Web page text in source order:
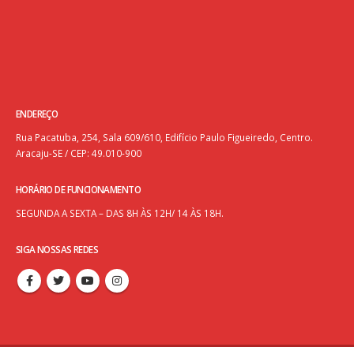
ENDEREÇO
Rua Pacatuba, 254, Sala 609/610, Edifício Paulo Figueiredo, Centro.
Aracaju-SE / CEP: 49.010-900
HORÁRIO DE FUNCIONAMENTO
SEGUNDA A SEXTA – DAS 8H ÀS 12H/ 14 ÀS 18H.
SIGA NOSSAS REDES